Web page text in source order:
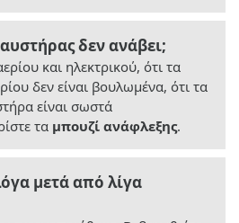
δεν ανάβει;
και ηλεκτρικού, ότι τα
δεν είναι βουλωμένα, ότι τα
είναι σωστά
τα μπουζί ανάφλεξης.
μετά από λίγα